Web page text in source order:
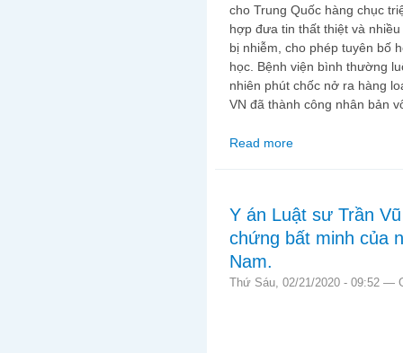
cho Trung Quốc hàng chục
hợp đưa tin thất thiệt và
bị nhiễm, cho phép tuyên bố
học. Bệnh viện bình thường
nhiên phút chốc nở ra hàng
VN đã thành công nhân bản
Read more
Y án Luật sư Trần
chứng bất minh của
Nam.
Thứ Sáu, 02/21/2020 - 09:52 —